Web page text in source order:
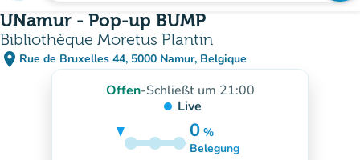
UNamur - Pop-up BUMP
Bibliothèque Moretus Plantin
place Rue de Bruxelles 44, 5000 Namur, Belgique
(in Google Maps öffnen)
(new tab)
Offen-Schließt um 21:00
Live
0 %
40%
Belegung